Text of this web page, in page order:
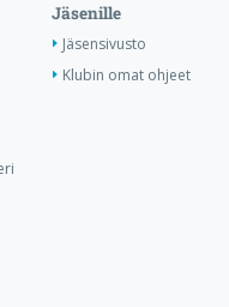
Jäsenille
Jäsensivusto
Klubin omat ohjeet